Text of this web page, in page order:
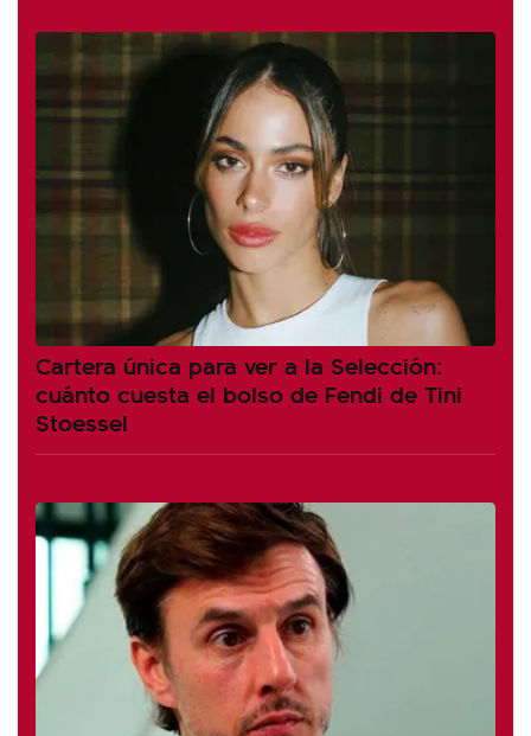
Cartera única para ver a la Selección:
cuánto cuesta el bolso de Fendi de Tini
Stoessel